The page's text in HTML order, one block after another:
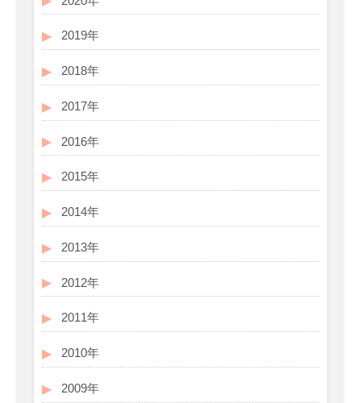
2019年
2018年
2017年
2016年
2015年
2014年
2013年
2012年
2011年
2010年
2009年